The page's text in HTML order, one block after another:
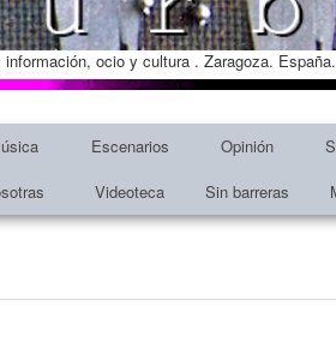
ocio y cultura . Zaragoza. España.
Escenarios Opinión
Videoteca Sin barreras